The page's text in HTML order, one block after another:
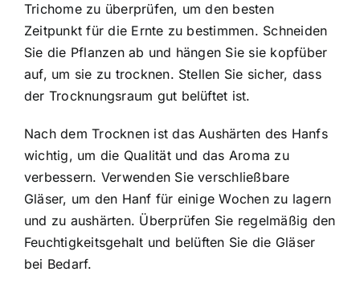
Trichome zu überprüfen, um den besten
Zeitpunkt für die Ernte zu bestimmen. Schneiden
Sie die Pflanzen ab und hängen Sie sie kopfüber
auf, um sie zu trocknen. Stellen Sie sicher, dass
der Trocknungsraum gut belüftet ist.
Nach dem Trocknen ist das Aushärten des Hanfs
wichtig, um die Qualität und das Aroma zu
verbessern. Verwenden Sie verschließbare
Gläser, um den Hanf für einige Wochen zu lagern
und zu aushärten. Überprüfen Sie regelmäßig den
Feuchtigkeitsgehalt und belüften Sie die Gläser
bei Bedarf.